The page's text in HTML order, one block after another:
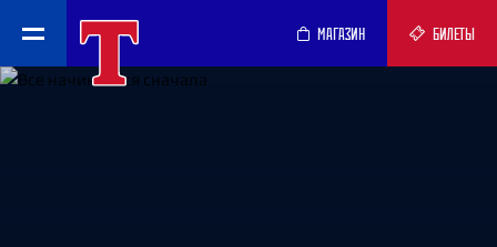
МАГАЗИН БИЛЕТЫ